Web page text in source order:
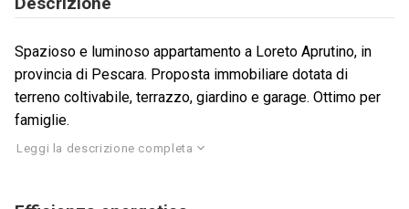
Spazioso e luminoso appartamento a Loreto Aprutino, in
provincia di Pescara. Proposta immobiliare dotata di
terreno coltivabile, terrazzo, giardino e garage. Ottimo per
famiglie.
Leggi la descrizione completa